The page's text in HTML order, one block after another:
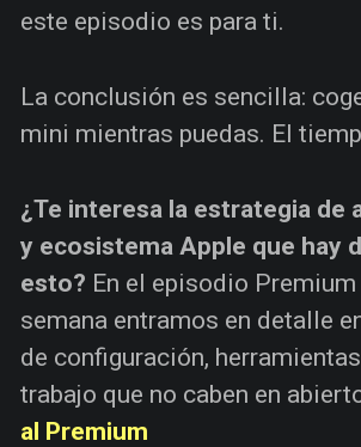
este episodio es para ti.
La conclusión es sencilla:
mini mientras puedas. El
¿Te interesa la estrategia de
y ecosistema Apple que hay
esto? En el episodio
semana entramos en detalle
de configuración,
trabajo que no caben en
al Premium